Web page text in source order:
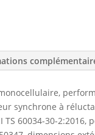
synchrone à
TS 60034-30-